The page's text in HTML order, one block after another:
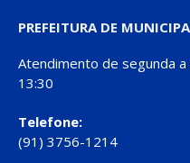
PREFEITURA DE
Atendimento de segunda
13:30
Telefone:
(91) 3756-1214